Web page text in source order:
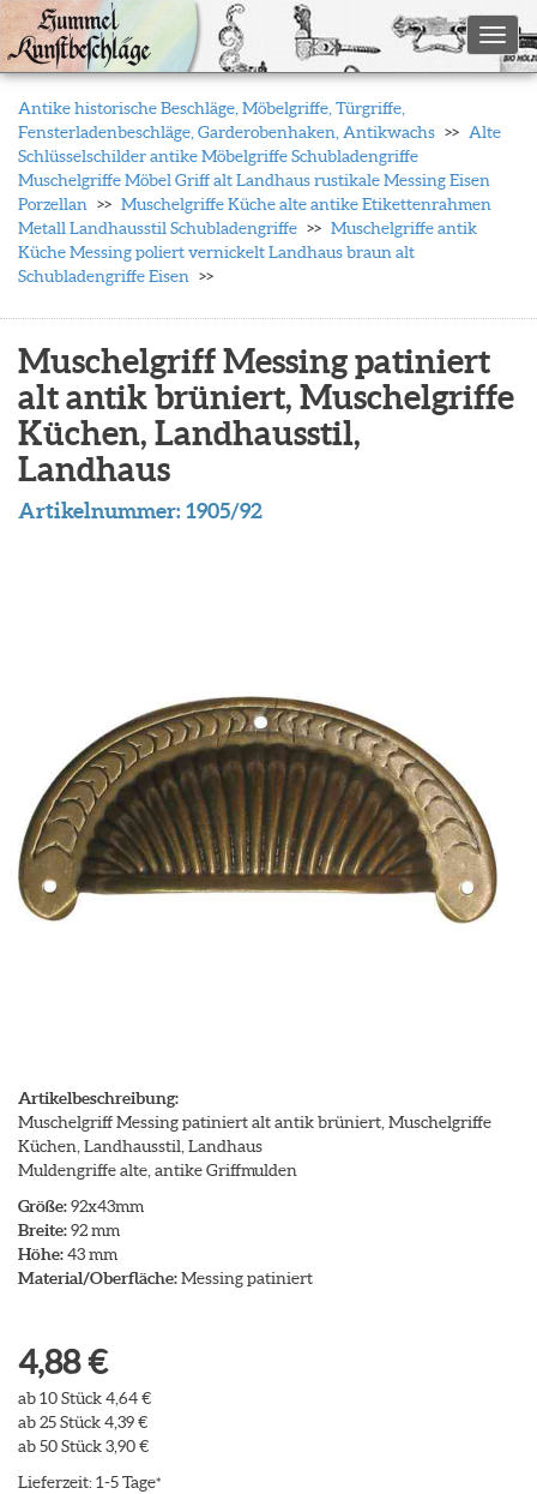
Antike historische Beschläge, Möbelgriffe, Türgriffe,
Fensterladenbeschläge, Garderobenhaken, Antikwachs
Alte
Schlüsselschilder antike Möbelgriffe Schubladengriffe
Muschelgriffe Möbel Griff alt Landhaus rustikale Messing Eisen
Porzellan
Muschelgriffe Küche alte antike Etikettenrahmen
Metall Landhausstil Schubladengriffe
Muschelgriffe antik
Küche Messing poliert vernickelt Landhaus braun alt
Schubladengriffe Eisen
Muschelgriff Messing patiniert
alt antik brüniert, Muschelgriffe
Küchen, Landhausstil,
Landhaus
Artikelnummer:1905/92
Artikelbeschreibung:
Muschelgriff Messing patiniert alt antik brüniert, Muschelgriffe
Küchen, Landhausstil, Landhaus
Muldengriffe alte, antike Griffmulden
Größe:92x43mm
Breite:92 mm
Höhe:43 mm
Material/Oberfläche:Messing patiniert
4,88 €
ab 10 Stück 4,64 €
ab 25 Stück 4,39 €
ab 50 Stück 3,90 €
Lieferzeit: 1-5 Tage*